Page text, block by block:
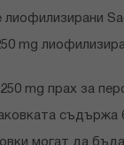
mg
mg прах за
съдържа